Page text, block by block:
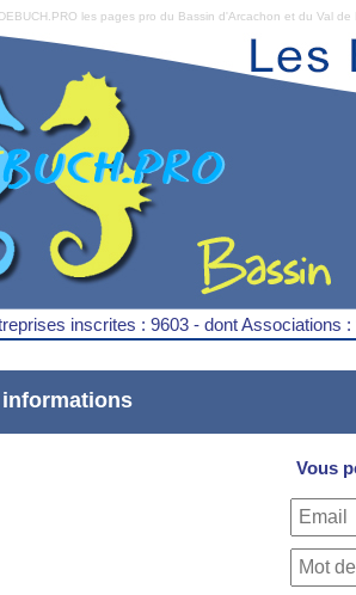
les pages pro du Bassin d'Arcachon et du Val
inscrites : 9603 - dont Associations
Vous